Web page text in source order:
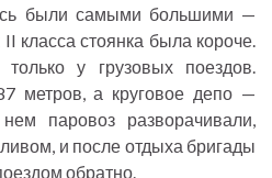
были самыми большими —
класса стоянка была короче.
у грузовых поездов.
метров, а круговое депо —
паровоз разворачивали,
и после отдыха бригады
обратно.